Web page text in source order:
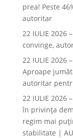
prea! Peste
autoritar
22 IULIE 2026
convinge,
22 IULIE 2026
Aproape
autoritar
22 IULIE 2026
în privința
regim mai
stabilitate |